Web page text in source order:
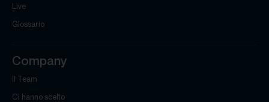
Live
Glossario
Company
Il Team
Ci hanno scelto